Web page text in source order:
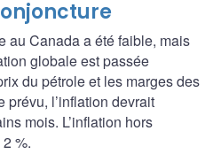
au Canada a été faible, mais
globale est passée
du pétrole et les marges des
prévu, l’inflation devrait
mois. L’inflation hors
%.